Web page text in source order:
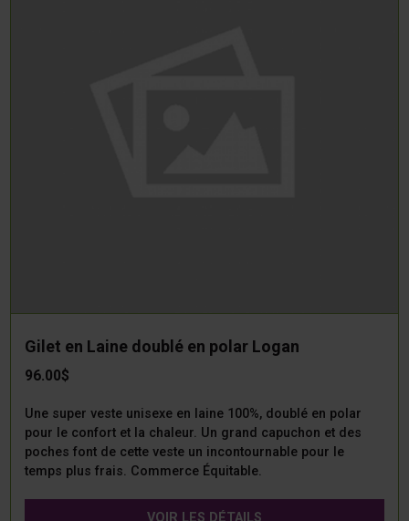
Gilet en Laine doublé en polar Logan
96.00$
Une super veste unisexe en laine 100%, doublé en polar
pour le confort et la chaleur. Un grand capuchon et des
poches font de cette veste un incontournable pour le
temps plus frais. Commerce Équitable.